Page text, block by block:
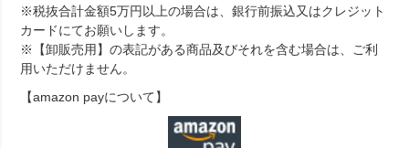
※税抜合計金額5万円以上の場合は、銀行前振込又はクレジット
カードにてお願いします。
※【卸販売用】の表記がある商品及びそれを含む場合は、ご利
用いただけません。
【amazon payについて】